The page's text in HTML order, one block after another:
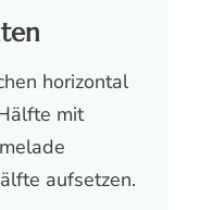
horizontal
mit
aufsetzen.